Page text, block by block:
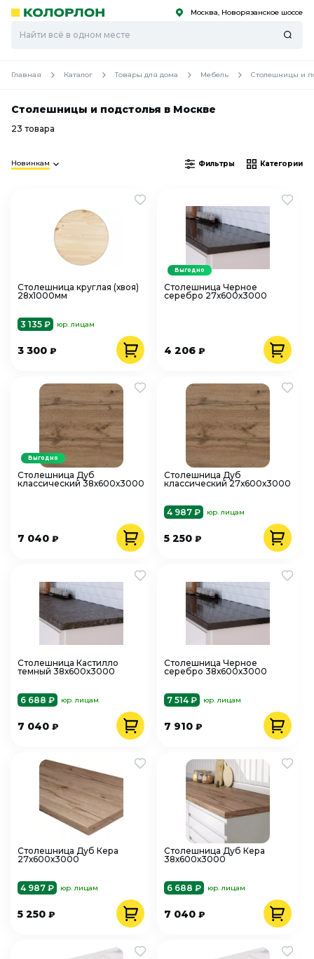
Скоро
Скоро Москва, Новорязанское шоссе
Главная Каталог Товары для дома Мебель Столешницы и
Столешницы и подстолья в Москве
23 товара
Новинкам Фильтры Категории
Столешница круглая (хвоя)
28х1000мм
3 135 ₽ юр. лицам
3 300 ₽
Столешница Черное
серебро 27х600х3000
4 206₽
Выгодно
Столешница Дуб
классический 38х600х3000
7 040 ₽
Выгодно
Столешница Дуб
классический 27х600х3000
4 987 ₽ юр. лицам
5 250₽
Столешница Кастилло
темный 38х600х3000
6 688 ₽ юр. лицам
7 040 ₽
Столешница Черное
серебро 38х600х3000
7 514 ₽ юр. лицам
7 910₽
Столешница Дуб Кера
27х600х3000
4 987 ₽ юр. лицам
5 250 ₽
Столешница Дуб Кера
38х600х3000
6 688 ₽ юр. лицам
7 040₽